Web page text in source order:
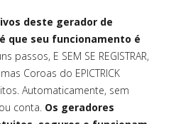
deste gerador de
que seu funcionamento é
passos, E SEM SE REGISTRAR,
Coroas do EPICTRICK
Automaticamente, sem
conta. Os geradores